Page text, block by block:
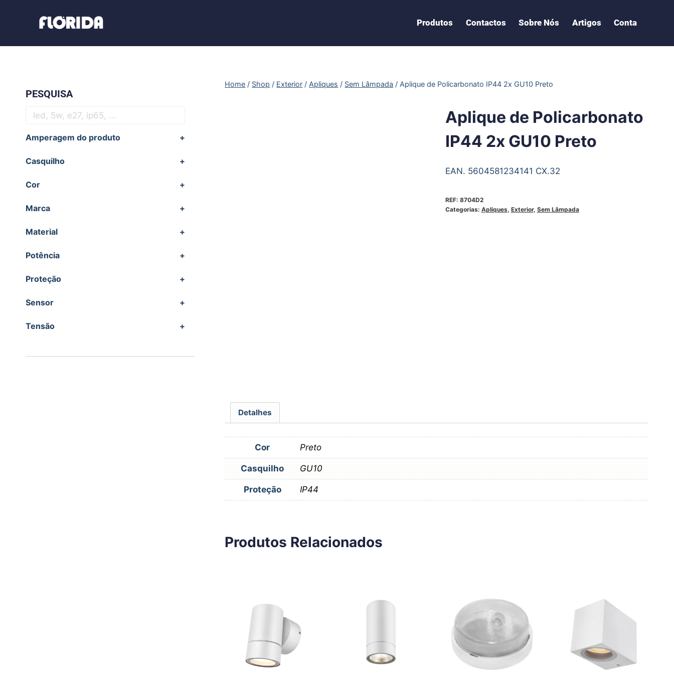
Produtos Contactos Sobre Nós Artigos Conta
Home / Shop / Exterior / Apliques / Sem Lâmpada / Aplique de Policarbonato IP44 2x GU10 Preto
Aplique de Policarbonato
IP44 2x GU10 Preto
EAN. 5604581234141 CX.32
REF: 8704D2
Categorias: Apliques, Exterior, Sem Lâmpada
Detalhes
Cor Preto
Casquilho GU10
Proteção IP44
Produtos Relacionados
PESQUISA
Amperagem do produto +
Casquilho +
Cor +
Marca +
Material +
Potência +
Proteção +
Sensor +
Tensão +